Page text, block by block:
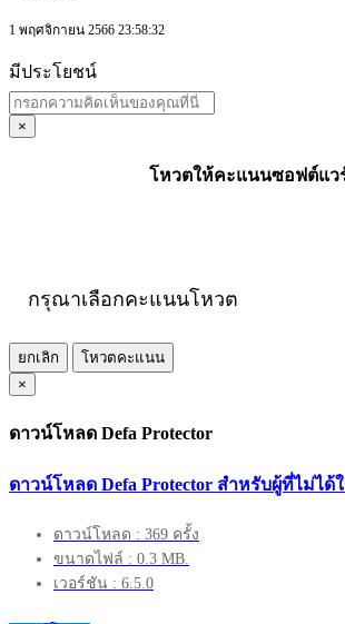
1 พฤศจิกายน 2566 23:58:32
มีประโยชน์
×
โหวตให้คะแนนซอฟต์แว
กรุณาเลือกคะแนนโหวต
ยกเลิก
โหวตคะแนน
×
ดาวน์โหลด Defa Protector
ดาวน์โหลด Defa Protector สำหรับผู้ที่ไม่ได้
ดาวน์โหลด : 369 ครั้ง
ขนาดไฟล์ : 0.3 MB.
เวอร์ชัน : 6.5.0